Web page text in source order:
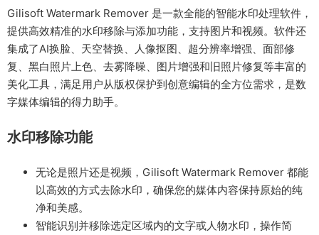
Gilisoft Watermark Remover 是一款全能的智能水印处理软件，
提供高效精准的水印移除与添加功能，支持图片和视频。软件还
集成了AI换脸、天空替换、人像抠图、超分辨率增强、面部修
复、黑白照片上色、去雾降噪、图片增强和旧照片修复等丰富的
美化工具，满足用户从版权保护到创意编辑的全方位需求，是数
字媒体编辑的得力助手。
水印移除功能
无论是照片还是视频，Gilisoft Watermark Remover 都能
以高效的方式去除水印，确保您的媒体内容保持原始的纯
净和美感。
智能识别并移除选定区域内的文字或人物水印，操作简